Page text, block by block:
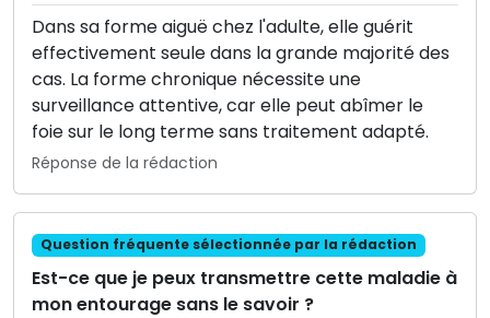
Dans sa forme aiguë chez l'adulte, elle guérit
effectivement seule dans la grande majorité des
cas. La forme chronique nécessite une
surveillance attentive, car elle peut abîmer le
foie sur le long terme sans traitement adapté.
Réponse de la rédaction
Question fréquente sélectionnée par la rédaction
Est-ce que je peux transmettre cette maladie à
mon entourage sans le savoir ?